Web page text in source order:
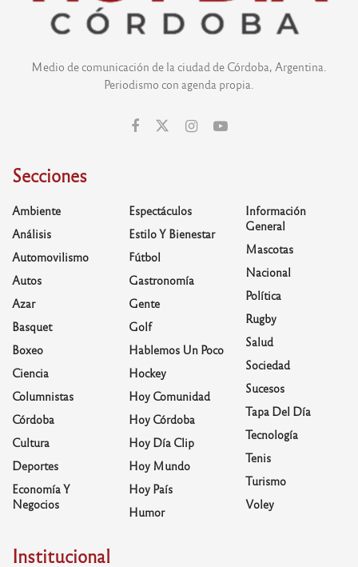
Medio de comunicación de la ciudad de Córdoba, Argentina.
Periodismo con agenda propia.
Secciones
Ambiente
Análisis
Automovilismo
Autos
Azar
Basquet
Boxeo
Ciencia
Columnistas
Córdoba
Cultura
Deportes
Economía Y
Negocios
Espectáculos
Estilo Y Bienestar
Fútbol
Gastronomía
Gente
Golf
Hablemos Un Poco
Hockey
Hoy Comunidad
Hoy Córdoba
Hoy Día Clip
Hoy Mundo
Hoy País
Humor
Información
General
Mascotas
Nacional
Política
Rugby
Salud
Sociedad
Sucesos
Tapa Del Día
Tecnología
Tenis
Turismo
Voley
Institucional